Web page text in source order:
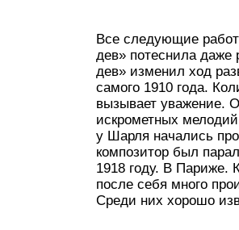
Все следующие
дев» потеснила
дев» изменил ход
самого 1910 года.
вызывает уважение.
искрометных
у Шарля начались
композитор был
1918 году. В Париже.
после себя много
Среди них хорошо